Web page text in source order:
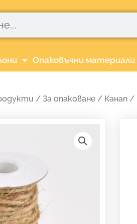
Опаковъчни материали
/ За опаковане / Канап /